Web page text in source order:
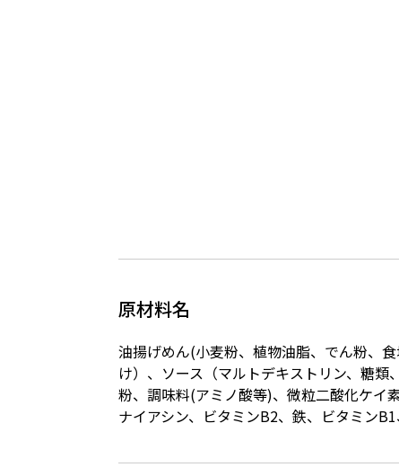
原材料名
油揚げめん(小麦粉、植物油脂、でん粉、
け）、ソース（マルトデキストリン、糖
粉、調味料(アミノ酸等)、微粒二酸化ケイ
ナイアシン、ビタミンB2、鉄、ビタミン